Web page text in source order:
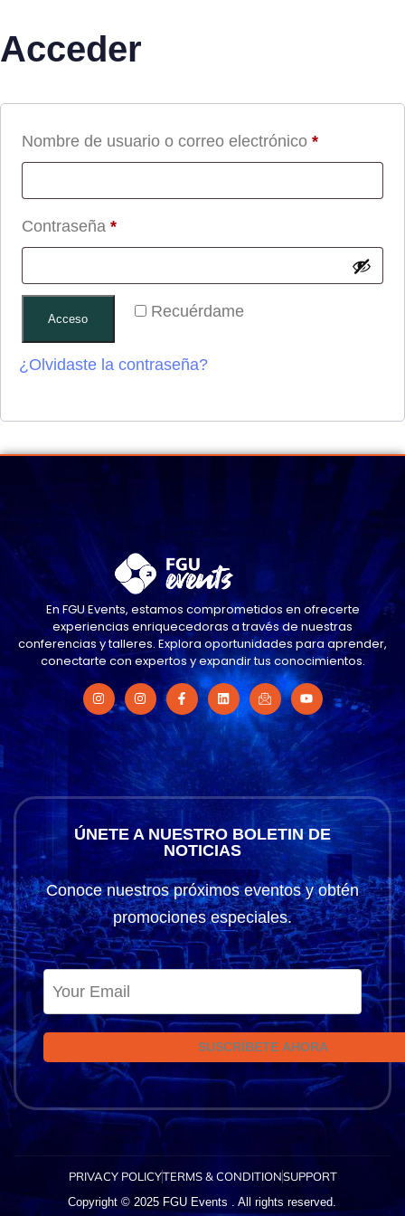
Acceder
Nombre de usuario o correo electrónico *
Contraseña *
Recuérdame
Acceso
¿Olvidaste la contraseña?
En FGU Events, estamos comprometidos en ofrecerte
experiencias enriquecedoras a través de nuestras
conferencias y talleres. Explora oportunidades para aprender,
conectarte con expertos y expandir tus conocimientos.
ÚNETE A NUESTRO BOLETIN DE
NOTICIAS
Conoce nuestros próximos eventos y obtén
promociones especiales.
SUSCRÍBETE AHORA
PRIVACY POLICYTERMS & CONDITIONSUPPORT
Copyright © 2025 FGU Events . All rights reserved.